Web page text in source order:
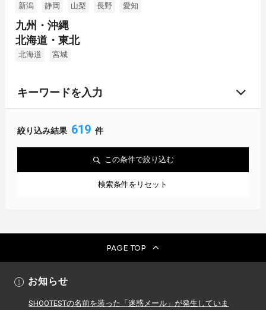
新潟 静岡 山梨 長野 愛知
九州・沖縄
北海道・東北
北海道 宮城
キーワードを入力
絞り込み結果 619 件
この条件で絞り込む
検索条件をリセット
PAGE TOP
お知らせ
SHOOTESTの名前を装った「迷惑メール」が発生していま